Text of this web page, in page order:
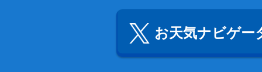
お天気ナビゲー